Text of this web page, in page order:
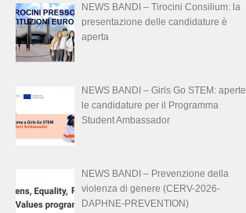
NEWS BANDI – Tirocini Consilium: la
presentazione delle candidature è
aperta
NEWS BANDI – Girls Go STEM: aperte
le candidature per il Programma
Student Ambassador
NEWS BANDI – Prevenzione della
violenza di genere (CERV-2026-
DAPHNE-PREVENTION)